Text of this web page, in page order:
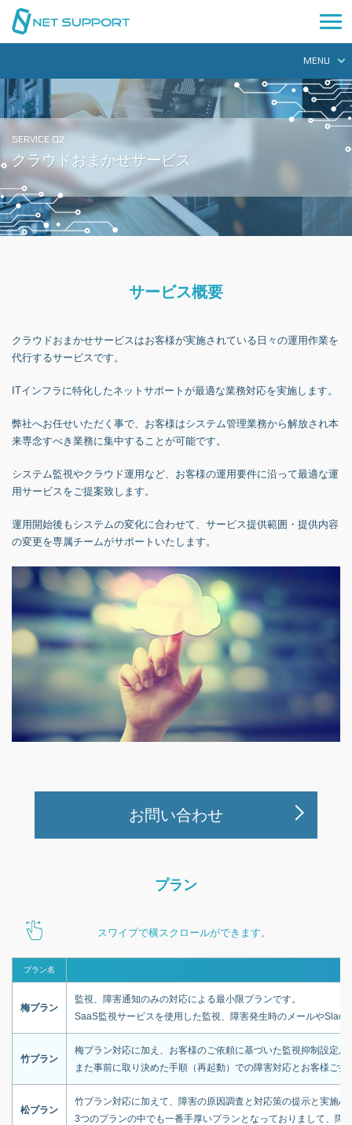
MENU
SERVICE 02
クラウドおまかせサービス
サービス概要
クラウドおまかせサービスはお客様が実施されている日々の運用作業を
代行するサービスです。
ITインフラに特化したネットサポートが最適な業務対応を実施します。
弊社へお任せいただく事で、お客様はシステム管理業務から解放され本
来専念すべき業務に集中することが可能です。
システム監視やクラウド運用など、お客様の運用要件に沿って最適な運
用サービスをご提案致します。
運用開始後もシステムの変化に合わせて、サービス提供範囲・提供内容
の変更を専属チームがサポートいたします。
お問い合わせ
プラン
スワイプで横スクロールができます。
プラン名
梅プラン
監視、障害通知のみの対応による最小限プランです。
SaaS監視サービスを使用した監視、障害発生時のメールや
竹プラン
梅プラン対応に加え、お客様のご依頼に基づいた監視抑制設定
また事前に取り決めた手順（再起動）での障害対応とお客様ご
松プラン
竹プラン対応に加えて、障害の原因調査と対応策の提示と実施
3つのプランの中でも一番手厚いプランとなっておりまして、